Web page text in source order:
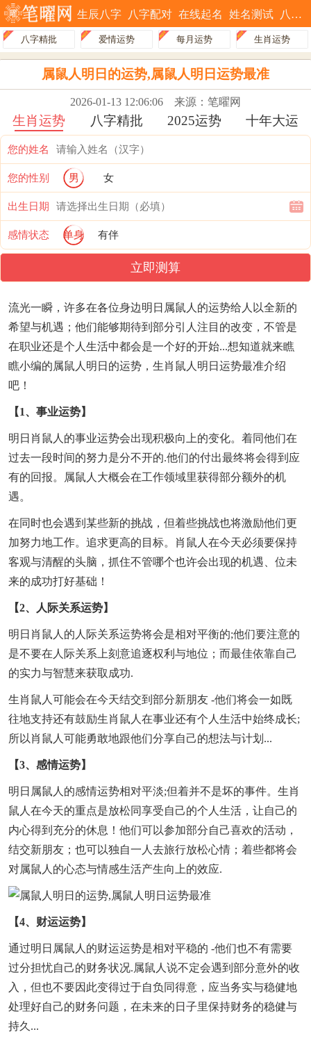
生辰八字 八字配对 在线起名 姓名测试 八字排盘
八字精批 爱情运势 每月运势 生肖运势
属鼠人明日的运势,属鼠人明日运势最准
2026-01-13 12:06:06 来源：笔曜网
生肖运势 八字精批 2025运势 十年大运
您的姓名
您的性别 男 女
出生日期
感情状态 单身 有伴
立即测算
流光一瞬，许多在各位身边明日属鼠人的运势给人以全新的
希望与机遇；他们能够期待到部分引人注目的改变，不管是
在职业还是个人生活中都会是一个好的开始...想知道就来瞧
瞧小编的属鼠人明日的运势，生肖鼠人明日运势最准介绍
吧！
【1、事业运势】
明日肖鼠人的事业运势会出现积极向上的变化。着同他们在
过去一段时间的努力是分不开的.他们的付出最终将会得到应
有的回报。属鼠人大概会在工作领域里获得部分额外的机
遇。
在同时也会遇到某些新的挑战，但着些挑战也将激励他们更
加努力地工作。追求更高的目标。肖鼠人在今天必须要保持
客观与清醒的头脑，抓住不管哪个也许会出现的机遇、位未
来的成功打好基础！
【2、人际关系运势】
明日肖鼠人的人际关系运势将会是相对平衡的;他们要注意的
是不要在人际关系上刻意追逐权利与地位；而最佳依靠自己
的实力与智慧来获取成功.
生肖鼠人可能会在今天结交到部分新朋友 -他们将会一如既
往地支持还有鼓励生肖鼠人在事业还有个人生活中始终成长;
所以肖鼠人可能勇敢地跟他们分享自己的想法与计划...
【3、感情运势】
明日属鼠人的感情运势相对平淡;但着并不是坏的事件。生肖
鼠人在今天的重点是放松同享受自己的个人生活，让自己的
内心得到充分的休息！他们可以参加部分自己喜欢的活动，
结交新朋友；也可以独自一人去旅行放松心情；着些都将会
对属鼠人的心态与情感生活产生向上的效应.
【4、财运运势】
通过明日属鼠人的财运运势是相对平稳的 -他们也不有需要
过分担忧自己的财务状况.属鼠人说不定会遇到部分意外的收
入，但也不要因此变得过于自负同得意，应当务实与稳健地
处理好自己的财务问题，在未来的日子里保持财务的稳健与
持久...